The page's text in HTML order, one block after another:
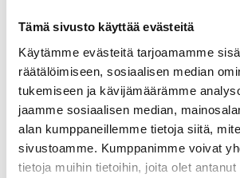
Tämä sivusto käyttää evästeitä
Käytämme evästeitä tarjoamamme
räätälöimiseen, sosiaalisen median
tukemiseen ja kävijämäärämme
jaamme sosiaalisen median,
alan kumppaneillemme tietoja siitä,
sivustoamme. Kumppanimme voivat
tietoja muihin tietoihin, joita olet
Polplacering
Poltyp
B
104 mm
Bredd
76 mm
Höjd
140 mm